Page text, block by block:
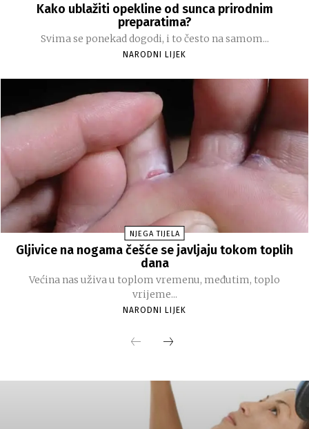
Kako ublažiti opekline od sunca prirodnim
preparatima?
Svima se ponekad dogodi, i to često na samom...
NARODNI LIJEK
NJEGA TIJELA
Gljivice na nogama češće se javljaju tokom toplih
dana
Većina nas uživa u toplom vremenu, međutim, toplo
vrijeme...
NARODNI LIJEK